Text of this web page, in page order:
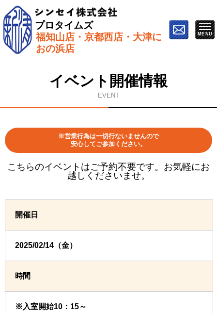
プロタイムズ
福知山店・京都西店・大津に
おの浜店
ホーム»イベント情報»2月14日（金）【ZOOMで開
催】オンライン塗り替え勉強会
イベント開催情報
EVENT
※営業行為は一切行ないませんので
安心してご参加ください。
こちらのイベントはご予約不要です。お気軽にお
越しくださいませ。
開催日
2025/02/14（金）
時間
※入室開始10：15～